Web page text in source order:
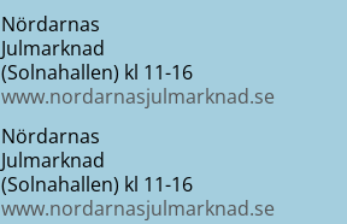
Nördarnas
Julmarknad
(Solnahallen) kl 11-16
www.nordarnasjulmarknad.se
Nördarnas
Julmarknad
(Solnahallen) kl 11-16
www.nordarnasjulmarknad.se